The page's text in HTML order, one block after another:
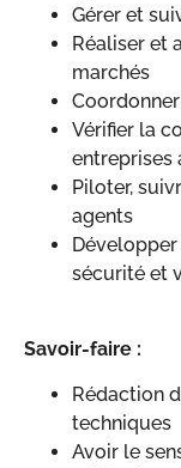
Gérer et
Réaliser et
marchés
Vérifier la
entreprises
Piloter,
agents
sécurité et
Savoir-faire :
Rédaction
techniques
Avoir le